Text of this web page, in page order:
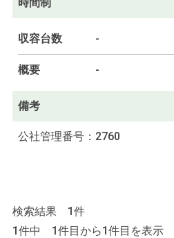
収容台数 -
概要 -
備考
公社管理番号：2760
検索結果 1件
1件中 1件目から1件目を表示